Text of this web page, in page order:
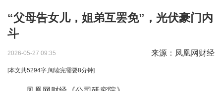
“父母告女儿，姐弟互罢免”，光伏豪门内
斗
2026-05-27 09:35 来源：凤凰网财经
[本文共5294字,阅读完需要8分钟]